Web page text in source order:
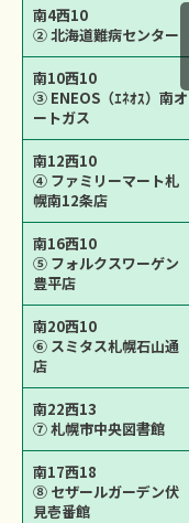
南4西10
② 北海道難病センター
南10西10
③ ENEOS（ｴﾈｵｽ）南オ
ートガス
南12西10
④ ファミリーマート札
幌南12条店
南16西10
⑤ フォルクスワーゲン
豊平店
南20西10
⑥ スミタス札幌石山通
店
南22西13
⑦ 札幌市中央図書館
南17西18
⑧ セザールガーデン伏
見壱番館